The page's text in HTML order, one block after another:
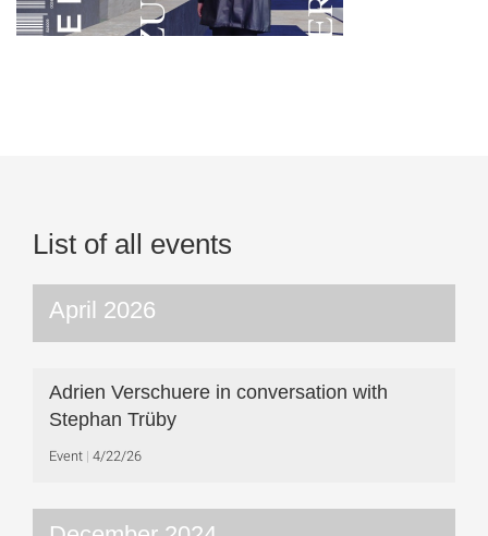
List of all events
April 2026
Adrien Verschuere in conversation with
Stephan Trüby
Event 4/22/26